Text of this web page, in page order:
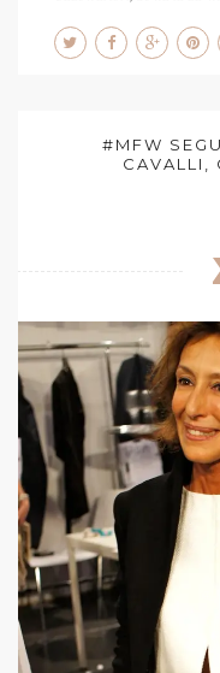
#MFW
CAVALLI,